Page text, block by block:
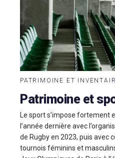
PATRIMOINE ET
Patrimoine et
Le sport s’impose fortement
l’année dernière avec
de Rugby en 2023, puis avec
tournois féminins et